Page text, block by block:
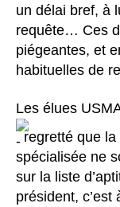
un délai bref, à
requête… Ces
piégeantes, et
habituelles de
Les élues
regretté que la
spécialisée ne
sur la liste
président,